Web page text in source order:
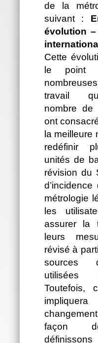
de la
suivant :
évolution
Cette
le point
travail
nombre de
ont
la meilleure
redéfinir
unités de
révision du
métrologie
les
assurer la
leurs
révisé à
sources
utilisées
Toutefois,
façon